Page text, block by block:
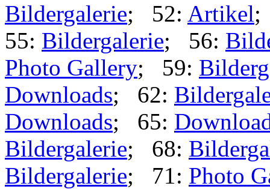
Bildergalerie; 52: Artikel;
55: Bildergalerie; 56:
Photo Gallery; 59:
Downloads; 62:
Downloads; 65:
Bildergalerie; 68:
Bildergalerie; 71: Photo